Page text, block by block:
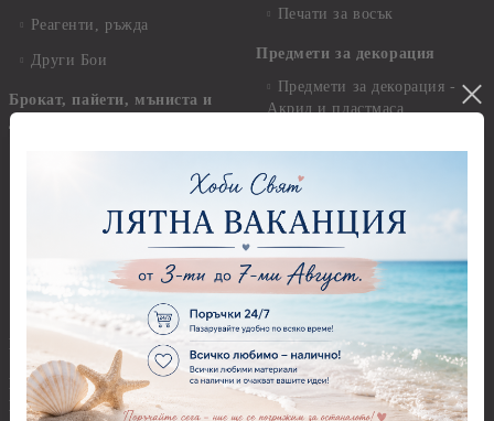
Реагенти, ръжда
Други Бои
Брокат, пайети, мъниста и
декоративен пясък
Брокати, ледени кристали и
Декоративен пясък и
Висулки
Глина,Гипс, Калъпи,
Елементи, Инструменти
Печати за восък
Предмети за декорация
Предмети за декорация -
Акрил и пластмаса
Мукава, Картон и Хартия
Предмети за декорация -
МДФ
Предмети за декорация -
Керамика и метал
Предмети за декорация -
Стирофом